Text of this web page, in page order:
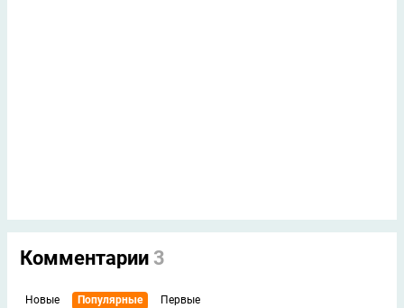
Комментарии 3
Новые Популярные Первые